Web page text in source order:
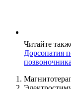
Читайте
Дорсопатия